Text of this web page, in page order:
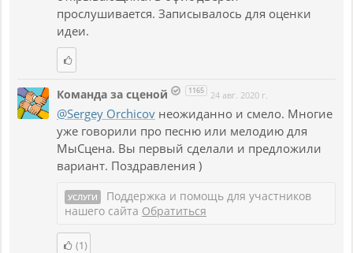
прослушивается. Записывалось для оценки
идеи.
Команда за сценой 1165 24 авг. 2020 г.
@Sergey Orchicov неожиданно и смело. Многие
уже говорили про песню или мелодию для
МыСцена. Вы первый сделали и предложили
вариант. Поздравления )
УСЛУГИ
Поддержка и помощь для участников
нашего сайта Обратиться
(1)